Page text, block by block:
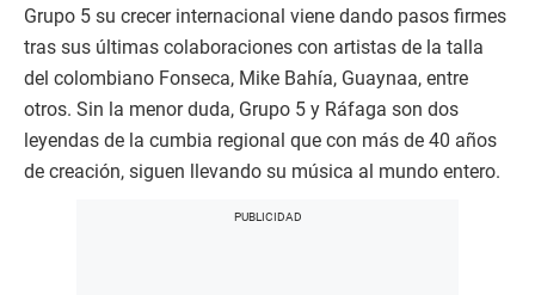
Grupo 5 su crecer internacional viene dando pasos firmes
tras sus últimas colaboraciones con artistas de la talla
del colombiano Fonseca, Mike Bahía, Guaynaa, entre
otros. Sin la menor duda, Grupo 5 y Ráfaga son dos
leyendas de la cumbia regional que con más de 40 años
de creación, siguen llevando su música al mundo entero.